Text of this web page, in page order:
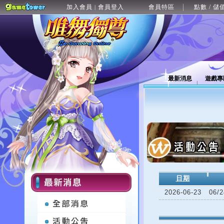
加入會員 | 會員登入 會員特區 點數 / 儲
最新消息 遊戲
日期
2026-06-23
06/